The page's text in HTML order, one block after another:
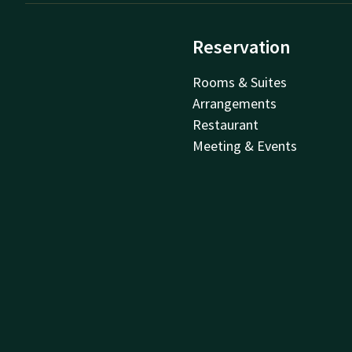
Reservation
Rooms & Suites
Arrangements
Restaurant
Meeting & Events